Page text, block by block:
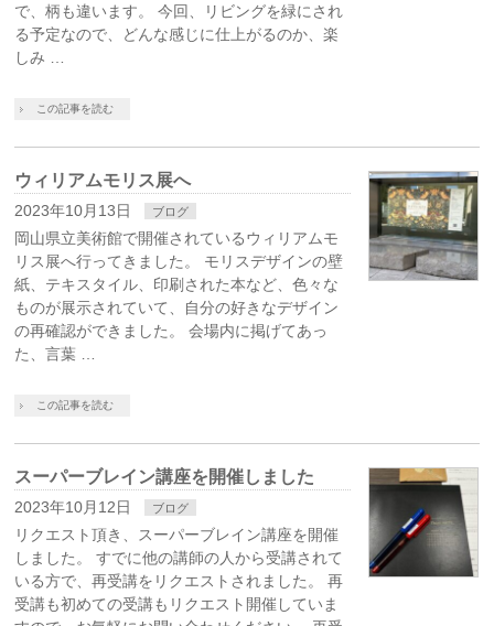
で、柄も違います。 今回、リビングを緑にされ
る予定なので、どんな感じに仕上がるのか、楽
しみ …
この記事を読む
ウィリアムモリス展へ
2023年10月13日 ブログ
岡山県立美術館で開催されているウィリアムモ
リス展へ行ってきました。 モリスデザインの壁
紙、テキスタイル、印刷された本など、色々な
ものが展示されていて、自分の好きなデザイン
の再確認ができました。 会場内に掲げてあっ
た、言葉 …
この記事を読む
スーパーブレイン講座を開催しました
2023年10月12日 ブログ
リクエスト頂き、スーパーブレイン講座を開催
しました。 すでに他の講師の人から受講されて
いる方で、再受講をリクエストされました。 再
受講も初めての受講もリクエスト開催していま